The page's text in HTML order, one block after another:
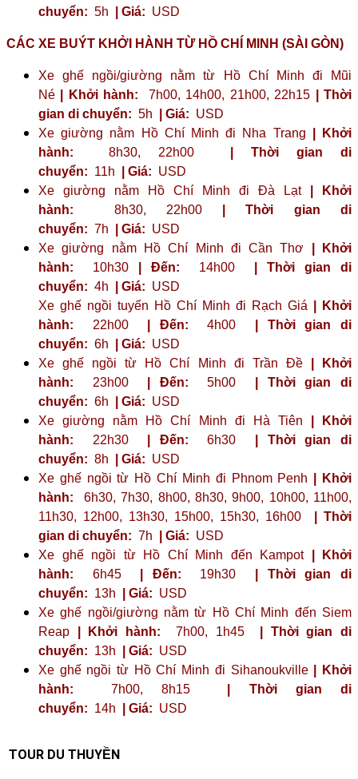
chuyển: 5h | Giá: USD
CÁC XE BUÝT KHỞI HÀNH TỪ HỒ CHÍ MINH (SÀI GÒN)
Xe ghế ngồi/giường nằm từ Hồ Chí Minh đi Mũi
Né
| Khởi hành: 7h00, 14h00, 21h00, 22h15
| Thời
gian di chuyển: 5h | Giá: USD
Xe giường nằm Hồ Chí Minh đi Nha Trang
| Khởi
hành: 8h30, 22h00
| Thời gian di
chuyển: 11h | Giá: USD
Xe giường nằm Hồ Chí Minh đi Đà Lạt
| Khởi
hành: 8h30, 22h00
| Thời gian di
chuyển: 7h | Giá: USD
Xe giường nằm Hồ Chí Minh đi Cần Thơ
| Khởi
hành: 10h30 | Đến: 14h00
| Thời gian di
chuyển: 4h | Giá: USD
Xe ghế ngồi tuyến Hồ Chí Minh đi Rạch Giá
| Khởi
hành: 22h00 | Đến: 4h00
| Thời gian di
chuyển: 6h | Giá: USD
Xe ghế ngồi từ Hồ Chí Minh đi Trần Đề
| Khởi
hành: 23h00 | Đến: 5h00
| Thời gian di
chuyển: 6h | Giá: USD
Xe giường nằm Hồ Chí Minh đi Hà Tiên
| Khởi
hành: 22h30 | Đến: 6h30
| Thời gian di
chuyển: 8h | Giá: USD
Xe ghế ngồi từ Hồ Chí Minh đi Phnom Penh
| Khởi
hành: 6h30, 7h30, 8h00, 8h30, 9h00, 10h00, 11h00,
11h30, 12h00, 13h30, 15h00, 15h30, 16h00
| Thời
gian di chuyển: 7h | Giá: USD
Xe ghế ngồi từ Hồ Chí Minh đến Kampot
| Khởi
hành: 6h45 | Đến: 19h30
| Thời gian di
chuyển: 13h | Giá: USD
Xe ghế ngồi/giường nằm từ Hồ Chí Minh đến Siem
Reap
| Khởi hành: 7h00, 1h45
| Thời gian di
chuyển: 13h | Giá: USD
Xe ghế ngồi từ Hồ Chí Minh đi Sihanoukville
| Khởi
hành: 7h00, 8h15
| Thời gian di
chuyển: 14h | Giá: USD
TOUR DU THUYỀN